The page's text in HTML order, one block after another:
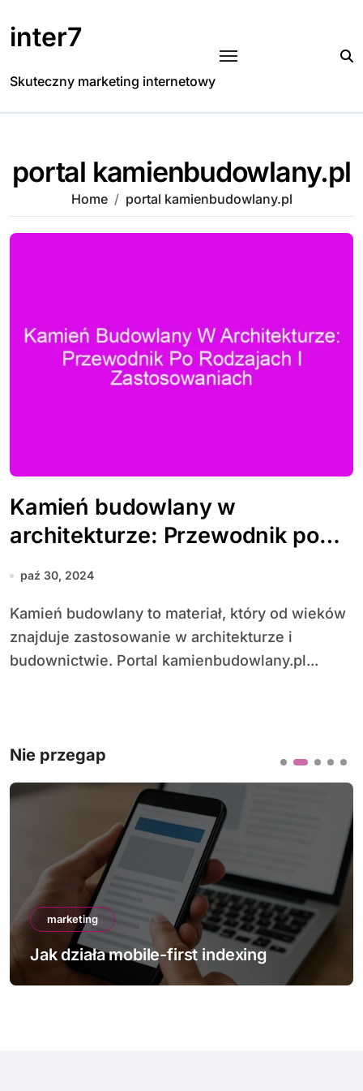
to
content
inter7
Skuteczny marketing internetowy
portal kamienbudowlany.pl
Home portal kamienbudowlany.pl
Kamień budowlany w
architekturze: Przewodnik po
rodzajach i zastosowaniach
paź 30, 2024
Kamień budowlany to materiał, który od wieków
znajduje zastosowanie w architekturze i
budownictwie. Portal kamienbudowlany.pl...
Nie przegap
marketing
Jak działa mobile-first indexing